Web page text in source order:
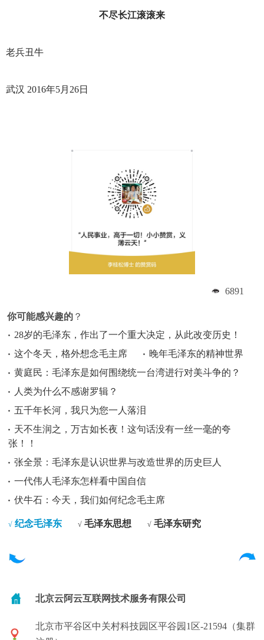
不尽长江滚滚来
老兵丑牛
武汉 2016年5月26日
6891
你可能感兴趣的 ？
28岁的毛泽东，作出了一个重大决定，从此改变历史！
这个冬天，格外想念毛主席
晚年毛泽东的精神世界
黄庭民：毛泽东是如何围绕统一台湾进行对美斗争的？
人类为什么不感谢罗辑？
五千年长河，我只为您一人落泪
天不生润之，万古如长夜！这句话没有一丝一毫的夸
张！！
张全景：毛泽东是认识世界与改造世界的历史巨人
一代伟人毛泽东怎样看中国自信
伏牛石：今天，我们如何纪念毛主席
√ 纪念毛泽东 √ 毛泽东思想 √ 毛泽东研究
北京云阿云互联网技术服务有限公司
北京市平谷区中关村科技园区平谷园1区-21594（集群